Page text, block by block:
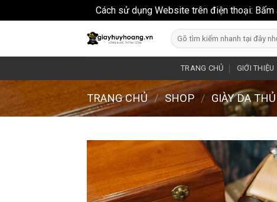
Cách sử dụng Website trên điện thoại:
content
Search
for:
TRANG CHỦ GIỚI THIỆU
TRANG CHỦ / SHOP / GIÀY DA